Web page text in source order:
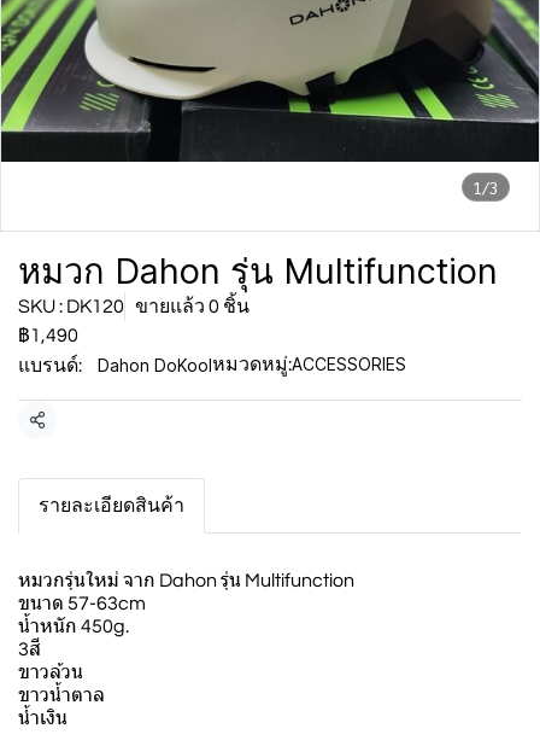
1/3
หมวก Dahon รุ่น Multifunction
SKU : DK120
ขายแล้ว 0 ชิ้น
฿1,490
แบรนด์:
Dahon DoKoolหมวดหมู่:ACCESSORIES
แชร์
รายละเอียดสินค้า
หมวกรุ่นใหม่ จาก Dahon รุ่น Multifunction
ขนาด 57-63cm
น้ำหนัก 450g.
3สี
ขาวล้วน
ขาวน้ำตาล
น้ำเงิน